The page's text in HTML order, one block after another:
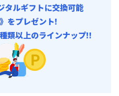
タルギフトに交換可能
をプレゼント!
類以上のラインナップ!!